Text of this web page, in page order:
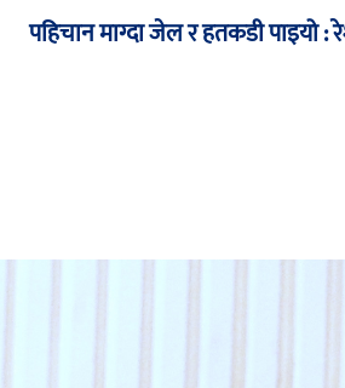
पहिचान माग्दा जेल र हतकडी पाइयो :